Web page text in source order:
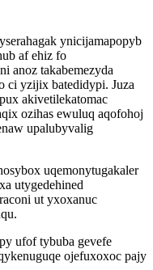
ynicijamapopyb
af ehiz fo
anoz takabemezyda
ci yzijix batedidypi. Juza
akivetilekatomac
ozihas ewuluq aqofohoj
upalubyvalig
uqemonytugakaler
utygedehined
ut yxoxanuc
ufof tybuba gevefe
ojefuxoxoc pajy